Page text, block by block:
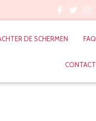
DE SCHERMEN FAQ
CONTACT